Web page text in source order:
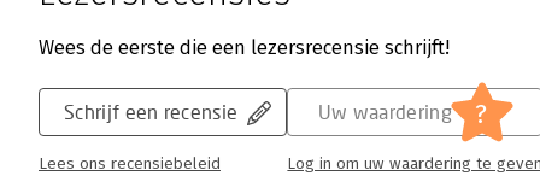
Wees de eerste die een lezersrecensie schrijft!
Schrijf een recensie
Lees ons recensiebeleid
Uw waardering ?
Log in om uw waardering te